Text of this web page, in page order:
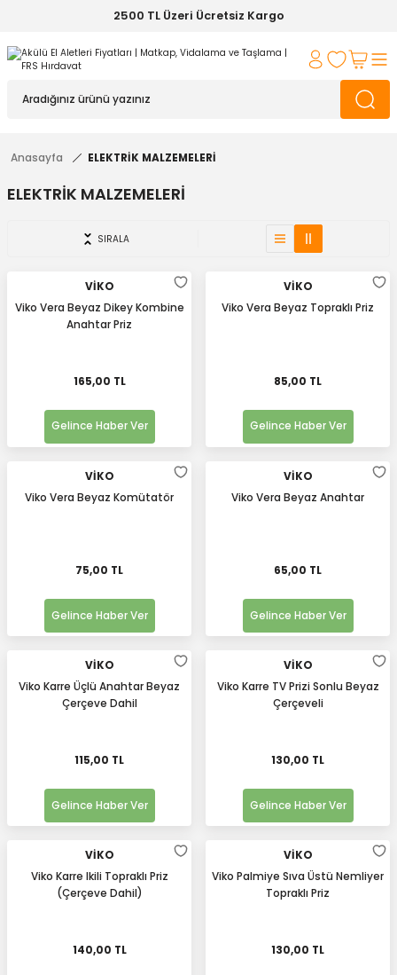
2500 TL Üzeri Ücretsiz Kargo
Anasayfa ELEKTRİK MALZEMELERİ
ELEKTRİK MALZEMELERİ
SIRALA
VİKO
Viko Vera Beyaz Dikey Kombine
Anahtar Priz
165,00 TL
Gelince Haber Ver
VİKO
Viko Vera Beyaz Topraklı Priz
85,00 TL
Gelince Haber Ver
VİKO
Viko Vera Beyaz Komütatör
75,00 TL
Gelince Haber Ver
VİKO
Viko Vera Beyaz Anahtar
65,00 TL
Gelince Haber Ver
VİKO
Viko Karre Üçlü Anahtar Beyaz
Çerçeve Dahil
115,00 TL
Gelince Haber Ver
VİKO
Viko Karre TV Prizi Sonlu Beyaz
Çerçeveli
130,00 TL
Gelince Haber Ver
VİKO
Viko Karre Ikili Topraklı Priz
(Çerçeve Dahil)
140,00 TL
VİKO
Viko Palmiye Sıva Üstü Nemliyer
Topraklı Priz
130,00 TL